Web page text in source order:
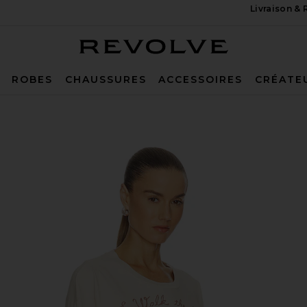
Livraison &
ROBES CHAUSSURES ACCESSOIRES
The Line Meet & Greet Long Sleeve Top in Dirty White